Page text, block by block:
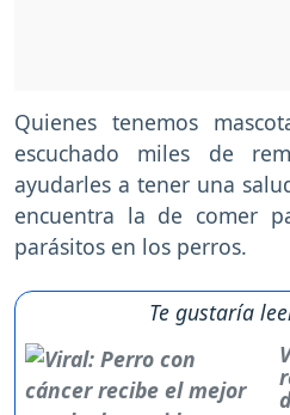
Quienes tenemos
escuchado miles de
ayudarles a tener una
encuentra la de comer
parásitos en los perros.
Te gustaría